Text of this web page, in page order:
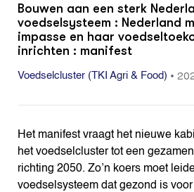
Bouwen aan een sterk
voedselsysteem : Nederland
impasse en haar
inrichten : manifest
Voedselcluster (TKI Agri & Food) •
Het manifest vraagt het nieuwe
het voedselcluster tot een
richting 2050. Zo’n koers moet
voedselsysteem dat gezond is